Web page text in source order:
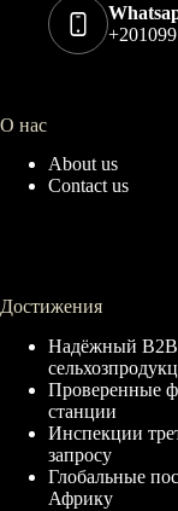
О нас
About us
Contact us
Достижения
Надёжный
Проверенные
станции
Инспекции
запросу
Глобальные
Африку